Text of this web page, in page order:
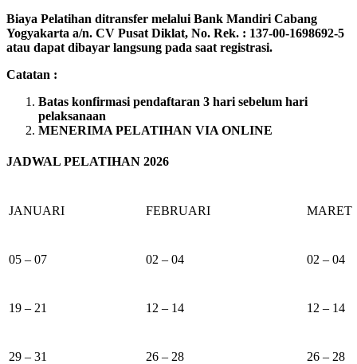
Biaya Pelatihan ditransfer melalui Bank Mandiri Cabang
Yogyakarta a/n. CV Pusat Diklat, No. Rek. : 137-00-1698692-5
atau dapat dibayar langsung pada saat registrasi.
Catatan :
Batas konfirmasi pendaftaran 3 hari sebelum hari
pelaksanaan
MENERIMA PELATIHAN VIA ONLINE
JADWAL PELATIHAN 2026
JANUARI FEBRUARI MARET
05 – 07 02 – 04 02 – 04
19 – 21 12 – 14 12 – 14
29 – 31 26 – 28 26 – 28